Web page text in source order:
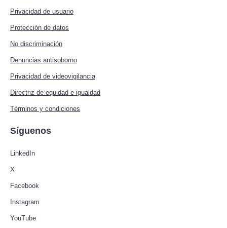
Privacidad de usuario
Protección de datos
No discriminación
Denuncias antisoborno
Privacidad de videovigilancia
Directriz de equidad e igualdad
Términos y condiciones
Síguenos
LinkedIn
X
Facebook
Instagram
YouTube